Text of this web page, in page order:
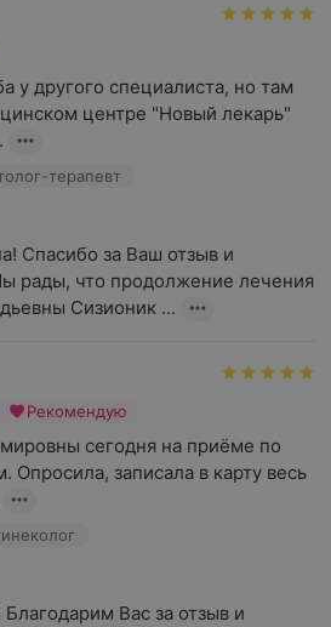
хирургия, имплантация,
3D-томография,
что обязательна
рекламируемые
и побочные реакции.
у другого специалиста, но там
центре "Новый лекарь"
терапевт
Спасибо за Ваш отзыв и
рады, что продолжение лечения
Сизионик ...
Рекомендую
сегодня на приёме по
записала в карту весь
Вас за отзыв и